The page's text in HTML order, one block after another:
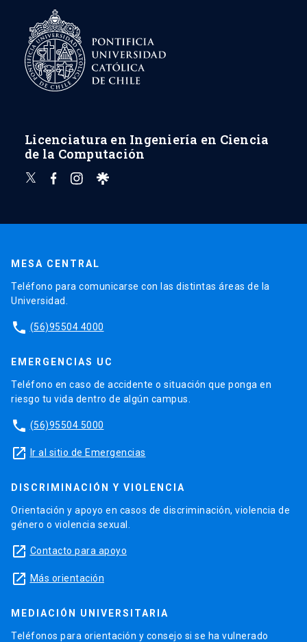
Licenciatura en Ingeniería en Ciencia
de la Computación
MESA CENTRAL
Teléfono para comunicarse con las distintas áreas de la
Universidad.
phone (56)95504 4000
EMERGENCIAS UC
Teléfono en caso de accidente o situación que ponga en
riesgo tu vida dentro de algún campus.
phone (56)95504 5000
launch Ir al sitio de Emergencias
DISCRIMINACIÓN Y VIOLENCIA
Orientación y apoyo en casos de discriminación, violencia de
género o violencia sexual.
launch Contacto para apoyo
launch Más orientación
MEDIACIÓN UNIVERSITARIA
Teléfonos para orientación y consejo si se ha vulnerado